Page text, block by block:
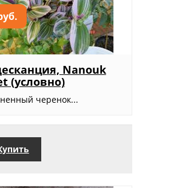
Nanouk
(условно)
черенок...